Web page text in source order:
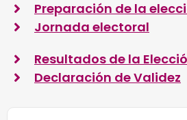
Preparación de la
Jornada electoral
Resultados de la
Declaración de Validez